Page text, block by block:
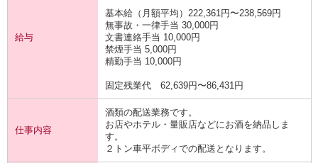
給与
基本給（月額平均）222,361円〜238,569円
無事故・一律手当 30,000円
文書連絡手当 10,000円
禁煙手当 5,000円
精勤手当 10,000円
固定残業代 62,639円〜86,431円
仕事内容
酒類の配送業務です。
お店やホテル・量販店などにお酒を納品しま
す。
２トン車平ボディでの配送となります。